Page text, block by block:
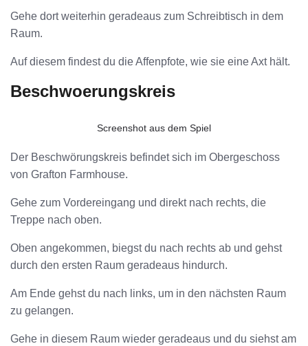
Gehe dort weiterhin geradeaus zum Schreibtisch in dem
Raum.
Auf diesem findest du die Affenpfote, wie sie eine Axt hält.
Beschwoerungskreis
Screenshot aus dem Spiel
Der Beschwörungskreis befindet sich im Obergeschoss
von Grafton Farmhouse.
Gehe zum Vordereingang und direkt nach rechts, die
Treppe nach oben.
Oben angekommen, biegst du nach rechts ab und gehst
durch den ersten Raum geradeaus hindurch.
Am Ende gehst du nach links, um in den nächsten Raum
zu gelangen.
Gehe in diesem Raum wieder geradeaus und du siehst am